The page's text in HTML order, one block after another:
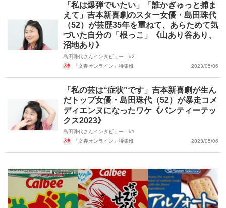
「私は爆弾でいたい」「誰かぎゅっと捕ま
えて」吉本新喜劇のスター女優・島田珠代
（52）が芸歴35年を重ねて、あらためて気
づいた自分の「根っこ」《山あり谷あり、
沼地あり》
島田珠代さんインタビュー #2
「文春オンライン」特集班
2023/05/06
「私の芸は“症状”です」吉本新喜劇が生ん
だトップ女優・島田珠代（52）が暴走コメ
ディエンヌになったワケ《パンティーテッ
クス2023》
島田珠代さんインタビュー #1
「文春オンライン」特集班
2023/05/06